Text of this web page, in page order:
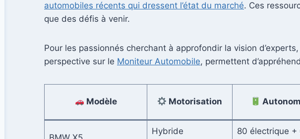
automobiles récents qui dressent l’état du marché. Ces
que des défis à venir.
Pour les passionnés cherchant à approfondir la vision
perspective sur le Moniteur Automobile, permettent
Modèle Motorisation
Hybride 80 électrique +